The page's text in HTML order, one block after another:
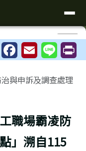
⏸
與申訴及調查處理
職場霸凌防
」溯自115